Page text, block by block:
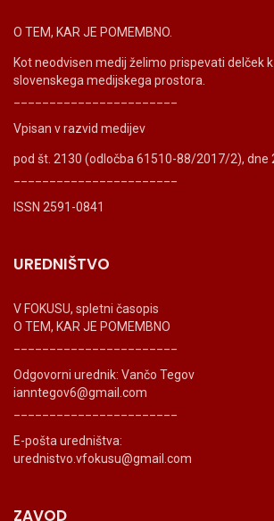
O TEM, KAR JE POMEMBNO.
Kot neodvisen medij želimo prispevati delček
slovenskega medijskega prostora.
Vpisan v razvid medijev
pod št. 2130 (odločba 61510-88/2017/2), dne
ISSN 2591-0841
UREDNIŠTVO
V FOKUSU, spletni časopis
O TEM, KAR JE POMEMBNO
Odgovorni urednik: Vančo Tegov
ianntegov6@gmail.com
E-pošta uredništva:
urednistvo.vfokusu@gmail.com
ZAVOD